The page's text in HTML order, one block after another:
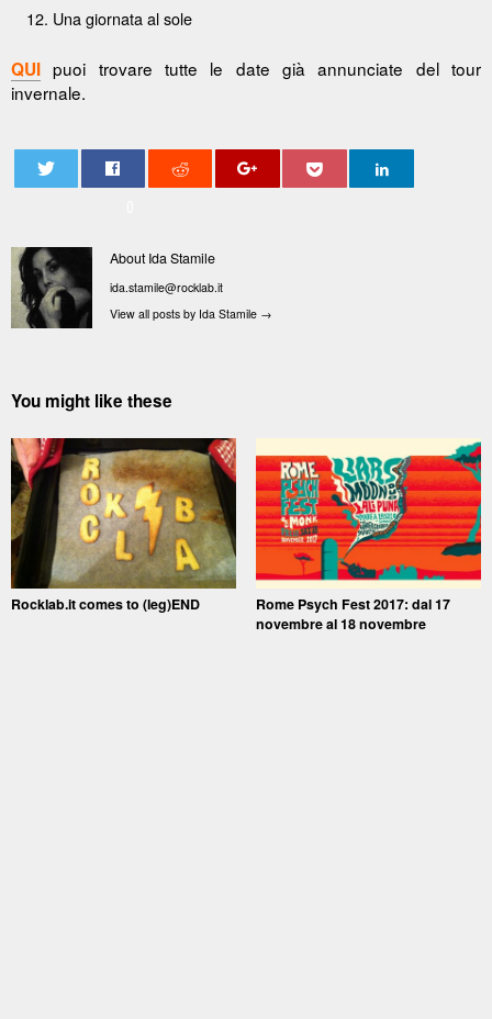
Una giornata al sole
QUI puoi trovare tutte le date già annunciate del tour
invernale.
About Ida Stamile
ida.stamile@rocklab.it
View all posts by Ida Stamile →
You might like these
Rocklab.it comes to (leg)END
Rome Psych Fest 2017: dal 17
novembre al 18 novembre